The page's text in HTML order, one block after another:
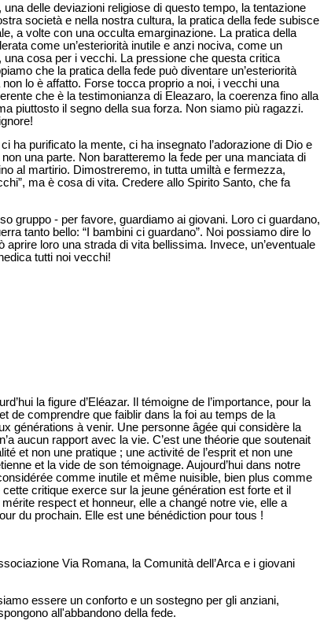
delle deviazioni religiose di questo tempo, la tentazione
società e nella nostra cultura, la pratica della fede subisce
a volte con una occulta emarginazione. La pratica della
come un’esteriorità inutile e anzi nociva, come un
cosa per i vecchi. La pressione che questa critica
che la pratica della fede può diventare un’esteriorità
lo è affatto. Forse tocca proprio a noi, i vecchi una
che è la testimonianza di Eleazaro, la coerenza fino alla
piuttosto il segno della sua forza. Non siamo più ragazzi.
ha purificato la mente, ci ha insegnato l’adorazione di Dio e
una parte. Non baratteremo la fede per una manciata di
al martirio. Dimostreremo, in tutta umiltà e fermezza,
ma è cosa di vita. Credere allo Spirito Santo, che fa
gruppo - per favore, guardiamo ai giovani. Loro ci guardano,
tanto bello: “I bambini ci guardano”. Noi possiamo dire lo
loro una strada di vita bellissima. Invece, un’eventuale
tutti noi vecchi!
la figure d’Eléazar. Il témoigne de l’importance, pour la
de comprendre que faiblir dans la foi au temps de la
générations à venir. Une personne âgée qui considère la
aucun rapport avec la vie. C’est une théorie que soutenait
et non une pratique ; une activité de l’esprit et non une
et la vide de son témoignage. Aujourd’hui dans notre
comme inutile et même nuisible, bien plus comme
critique exerce sur la jeune génération est forte et il
respect et honneur, elle a changé notre vie, elle a
du prochain. Elle est une bénédiction pour tous !
Via Romana, la Comunità dell’Arca e i giovani
essere un conforto e un sostegno per gli anziani,
all'abbandono della fede.